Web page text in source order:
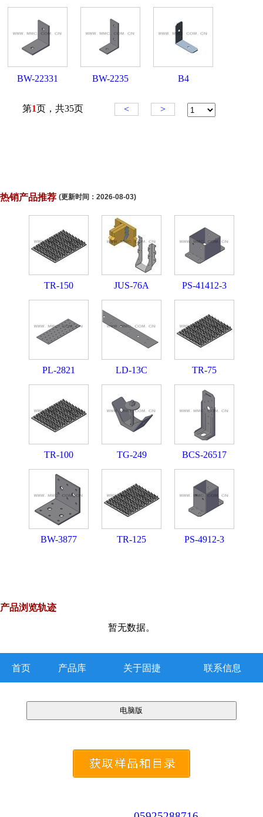
热销产品推荐 (更新时间： 2026-08-03)
TR-150 JUS-76A PS-41412-3
PL-2821 LD-13C TR-75
TR-100 TG-249 BCS-26517
BW-3877 TR-125 PS-4912-3
产品浏览轨迹
暂无数据。
首页 产品库 关于固捷 联系信息